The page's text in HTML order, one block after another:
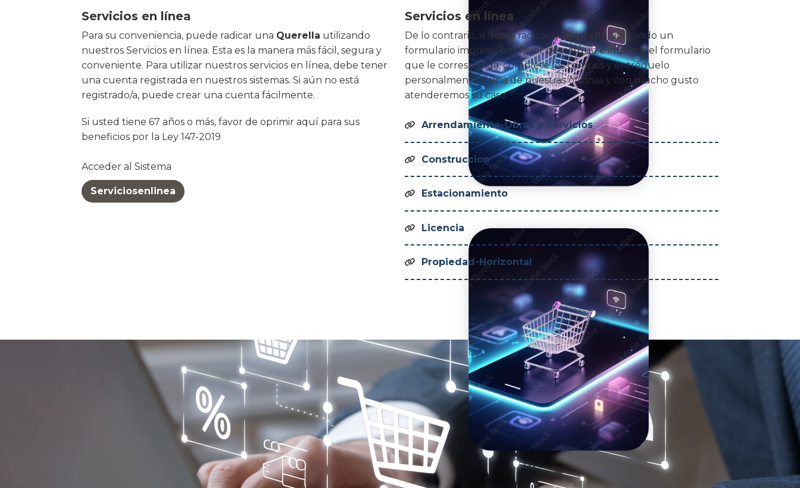
Servicios en línea
Para su conveniencia, puede radicar una Querella utilizando
nuestros Servicios en línea. Esta es la manera más fácil, segura y
conveniente. Para utilizar nuestros servicios en línea, debe tener
una cuenta registrada en nuestros sistemas. Si aún no está
registrado/a, puede crear una cuenta fácilmente.
Si usted tiene 67 años o más, favor de oprimir aquí para sus
beneficios por la Ley 147-2019
Acceder al Sistema
Serviciosenlinea
Servicios en línea
De lo contrario, si desea radicar la Querella utilizando un
formulario impreso, por favor descargue e imprima el formulario
que le corresponda, complete los campos y entréguelo
personalmente a una de nuestras oficinas y con mucho gusto
atenderemos su caso.
 Arrendamiento-Obras y Servicios
 Construccion
 Estacionamiento
 Licencia
 Propiedad-Horizontal